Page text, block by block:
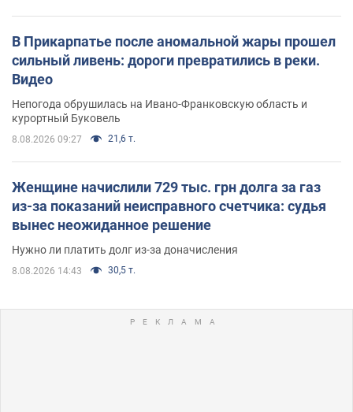
В Прикарпатье после аномальной жары прошел
сильный ливень: дороги превратились в реки.
Видео
Непогода обрушилась на Ивано-Франковскую область и
курортный Буковель
8.08.2026 09:27 21,6 т.
Женщине начислили 729 тыс. грн долга за газ
из-за показаний неисправного счетчика: судья
вынес неожиданное решение
Нужно ли платить долг из-за доначисления
8.08.2026 14:43 30,5 т.